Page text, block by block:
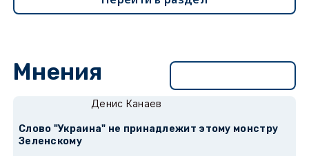
Мнения
Денис Канаев
Слово "Украина" не принадлежит этому монстру
Зеленскому